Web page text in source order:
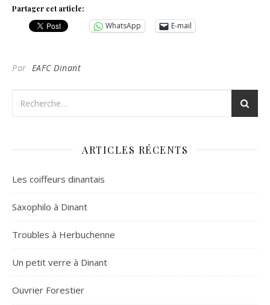
Partager cet article:
WhatsApp E-mail
Par EAFC Dinant
ARTICLES RÉCENTS
Les coiffeurs dinantais
Saxophilo à Dinant
Troubles à Herbuchenne
Un petit verre à Dinant
Ouvrier Forestier